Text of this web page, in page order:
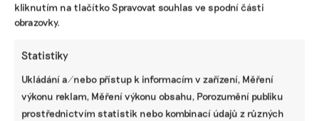
kliknutím na tlačítko Spravovat souhlas ve spodní části
obrazovky.
Statistiky
Ukládání a/nebo přístup k informacím v zařízení, Měření
výkonu reklam, Měření výkonu obsahu, Porozumění publiku
prostřednictvím statistik nebo kombinací údajů z různých
Festival Týká
se to také tebe
Hradišti
týden
odpovědně k
nezávislost. Na